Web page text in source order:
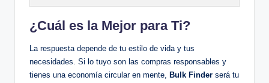
¿Cuál es la Mejor para Ti?
La respuesta depende de tu estilo de vida y tus
necesidades. Si lo tuyo son las compras responsables y
tienes una economía circular en mente, Bulk Finder será tu